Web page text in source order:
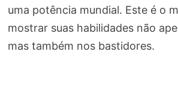
uma potência mundial. Este é o
mostrar suas habilidades não
mas também nos bastidores.